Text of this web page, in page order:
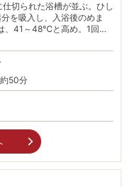
切られた浴槽が並ぶ。ひし
を吸入し、入浴後のめま
て休み、またお湯に浸か
。那須御用邸も近く、皇室
への献上菓子でひと休みす
50分